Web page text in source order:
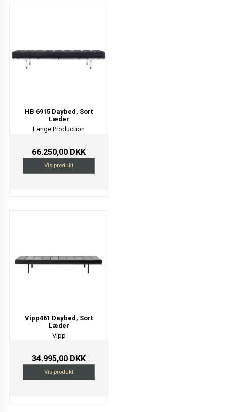
HB 6915 Daybed, Sort
Læder
Lange Production
66.250,00 DKK
Vis produkt
Vipp461 Daybed, Sort
Læder
Vipp
34.995,00 DKK
Vis produkt